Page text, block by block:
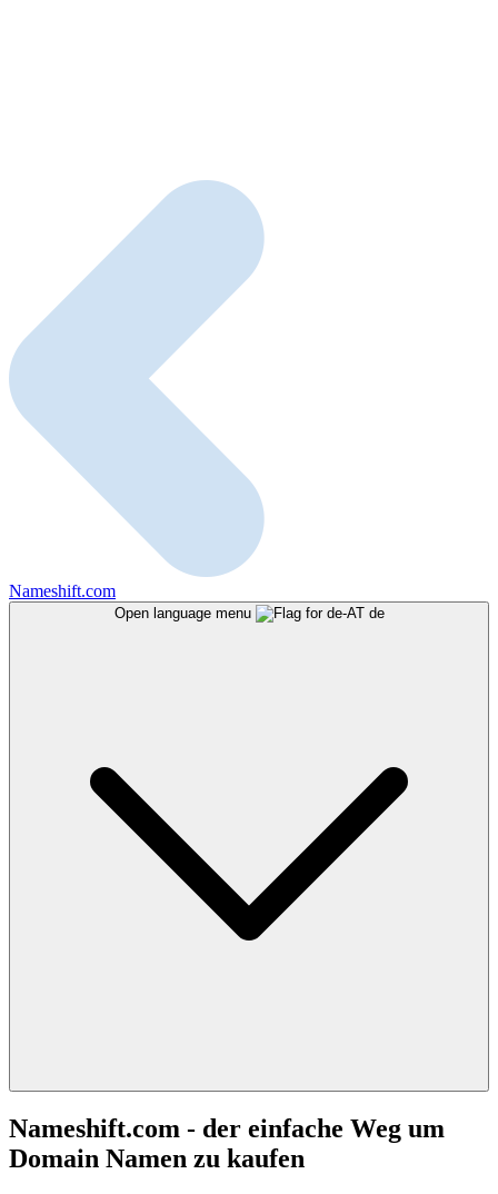
Nameshift.com
Open language menu de
Nameshift.com - der einfache Weg um
Domain Namen zu kaufen